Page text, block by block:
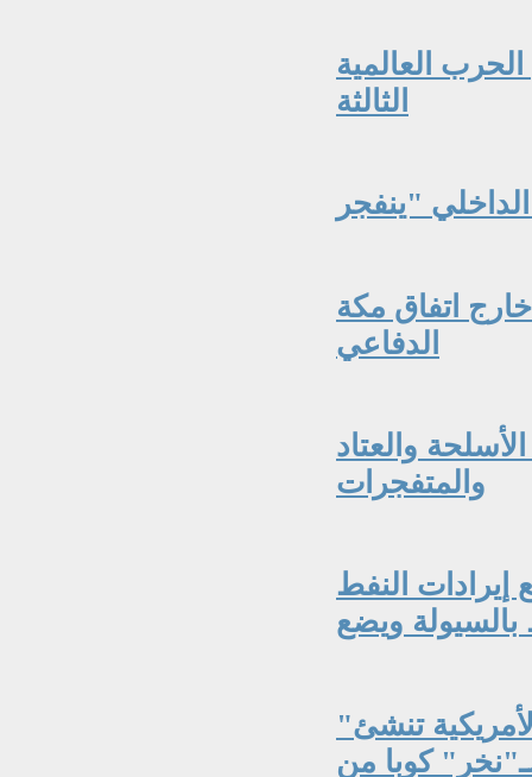
العالمية
الثالثة
اتفاق مكة
الدفاعي
والعتاد
والمتفجرات
إيرادات النفط
"نيويورك تايمز": الاستخبارات المركزية الأمريكية تنشئ